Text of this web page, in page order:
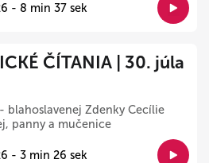
- 8 min 37 sek
ČÍTANIA | 30. júla
blahoslavenej Zdenky Cecílie
panny a mučenice
- 3 min 26 sek